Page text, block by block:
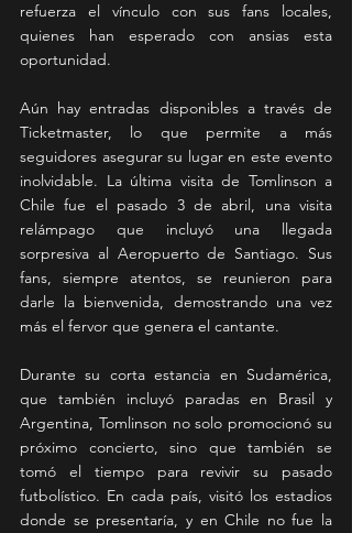
refuerza el vínculo con sus fans locales,
quienes han esperado con ansias esta
oportunidad.
Aún hay entradas disponibles a través de
Ticketmaster, lo que permite a más
seguidores asegurar su lugar en este evento
inolvidable. La última visita de Tomlinson a
Chile fue el pasado 3 de abril, una visita
relámpago que incluyó una llegada
sorpresiva al Aeropuerto de Santiago. Sus
fans, siempre atentos, se reunieron para
darle la bienvenida, demostrando una vez
más el fervor que genera el cantante.
Durante su corta estancia en Sudamérica,
que también incluyó paradas en Brasil y
Argentina, Tomlinson no solo promocionó su
próximo concierto, sino que también se
tomó el tiempo para revivir su pasado
futbolístico. En cada país, visitó los estadios
donde se presentaría, y en Chile no fue la